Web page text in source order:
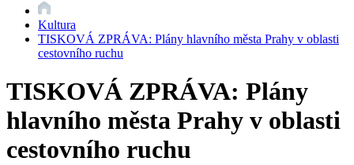
Kultura
TISKOVÁ ZPRÁVA: Plány hlavního města Prahy v oblasti
cestovního ruchu
TISKOVÁ ZPRÁVA: Plány
hlavního města Prahy v oblasti
cestovního ruchu